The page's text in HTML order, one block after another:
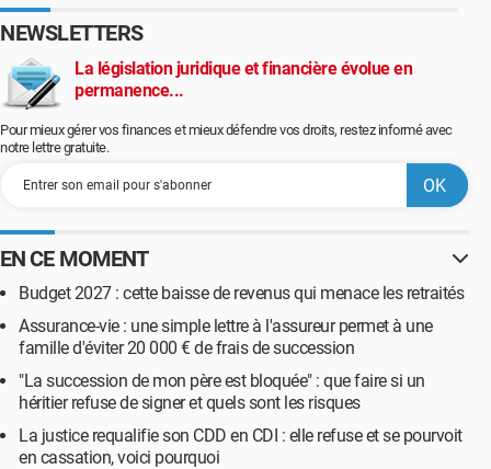
NEWSLETTERS
La législation juridique et financière évolue en
permanence...
Pour mieux gérer vos finances et mieux défendre vos droits, restez informé avec
notre lettre gratuite.
EN CE MOMENT
Budget 2027 : cette baisse de revenus qui menace les retraités
Assurance-vie : une simple lettre à l'assureur permet à une
famille d'éviter 20 000 € de frais de succession
"La succession de mon père est bloquée" : que faire si un
héritier refuse de signer et quels sont les risques
La justice requalifie son CDD en CDI : elle refuse et se pourvoit
en cassation, voici pourquoi